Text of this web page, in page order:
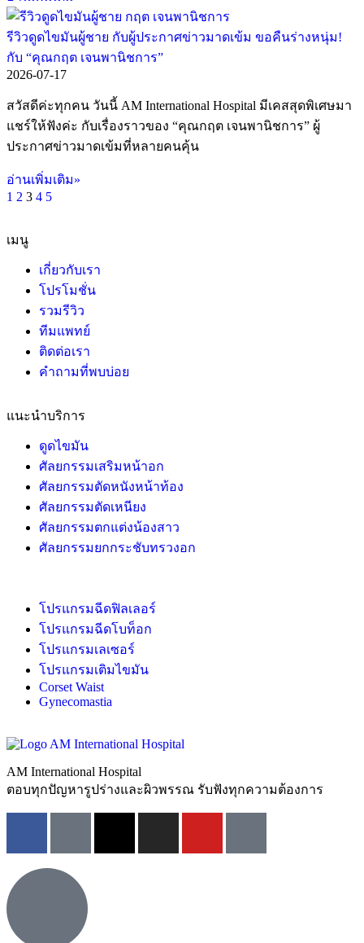
รีวิวดูดไขมันผู้ชาย กับผู้ประกาศข่าวมาดเข้ม ขอคืนร่างหนุ่ม!
กับ “คุณกฤต เจนพานิชการ”
2026-07-17
สวัสดีค่ะทุกคน วันนี้ AM International Hospital มีเคสสุดพิเศษมา
แชร์ให้ฟังค่ะ กับเรื่องราวของ “คุณกฤต เจนพานิชการ” ผู้
ประกาศข่าวมาดเข้มที่หลายคนคุ้น
อ่านเพิ่มเติม»
1 2 3 4 5
เมนู
เกี่ยวกับเรา
โปรโมชั่น
รวมรีวิว
ทีมแพทย์
ติดต่อเรา
คำถามที่พบบ่อย
แนะนำบริการ
ดูดไขมัน
ศัลยกรรมเสริมหน้าอก
ศัลยกรรมตัดหนังหน้าท้อง
ศัลยกรรมตัดเหนียง
ศัลยกรรมตกแต่งน้องสาว
ศัลยกรรมยกกระชับทรวงอก
โปรแกรมฉีดฟิลเลอร์
โปรแกรมฉีดโบท็อก
โปรแกรมเลเซอร์
โปรแกรมเติมไขมัน
Corset Waist
Gynecomastia
AM International Hospital
ตอบทุกปัญหารูปร่างและผิวพรรณ รับฟังทุกความต้องการ